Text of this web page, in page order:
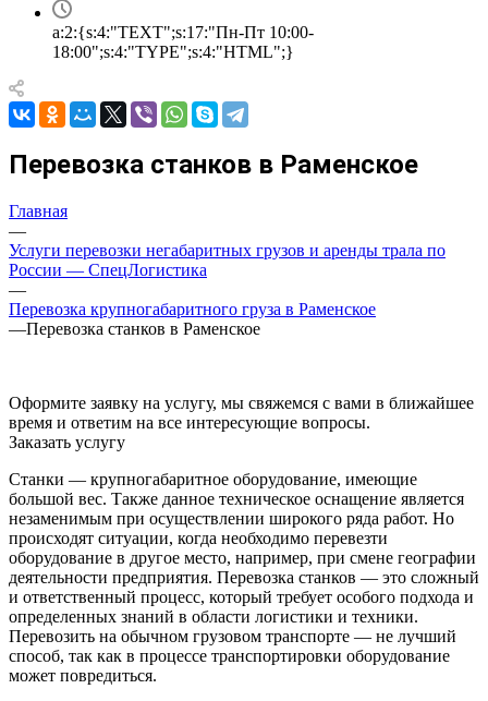
a:2:{s:4:"TEXT";s:17:"Пн-Пт 10:00-
18:00";s:4:"TYPE";s:4:"HTML";}
Перевозка станков в Раменское
Главная
—
Услуги перевозки негабаритных грузов и аренды трала по
России — СпецЛогистика
—
Перевозка крупногабаритного груза в Раменское
—Перевозка станков в Раменское
Оформите заявку на услугу, мы свяжемся с вами в ближайшее
время и ответим на все интересующие вопросы.
Заказать услугу
Станки — крупногабаритное оборудование, имеющие
большой вес. Также данное техническое оснащение является
незаменимым при осуществлении широкого ряда работ. Но
происходят ситуации, когда необходимо перевезти
оборудование в другое место, например, при смене географии
деятельности предприятия. Перевозка станков — это сложный
и ответственный процесс, который требует особого подхода и
определенных знаний в области логистики и техники.
Перевозить на обычном грузовом транспорте — не лучший
способ, так как в процессе транспортировки оборудование
может повредиться.